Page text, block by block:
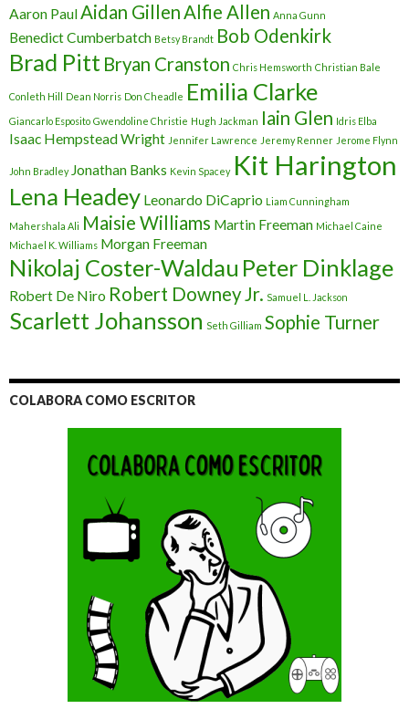
Aaron PaulAidan GillenAlfie Allen Anna Gunn
Benedict Cumberbatch Betsy Brandt Bob Odenkirk
Brad Pitt Bryan Cranston Chris Hemsworth Christian Bale
Conleth Hill Dean Norris Don Cheadle Emilia Clarke
Giancarlo Esposito Gwendoline Christie Hugh Jackman Iain Glen Idris Elba
Isaac Hempstead Wright Jennifer Lawrence Jeremy Renner Jerome Flynn
John Bradley Jonathan Banks Kevin Spacey Kit Harington
Lena Headey Leonardo DiCaprio Liam Cunningham
Mahershala Ali Maisie Williams Martin Freeman Michael Caine
Michael K. Williams Morgan Freeman
Nikolaj Coster-Waldau Peter Dinklage
Robert De Niro Robert Downey Jr. Samuel L. Jackson
Scarlett Johansson Seth Gilliam Sophie Turner
COLABORA COMO ESCRITOR